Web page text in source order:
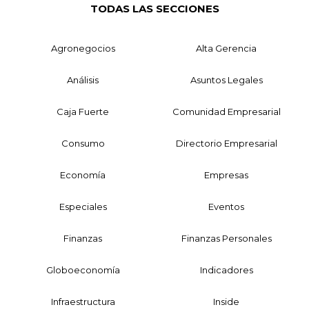
TODAS LAS SECCIONES
Agronegocios Alta Gerencia
Análisis Asuntos Legales
Caja Fuerte Comunidad Empresarial
Consumo Directorio Empresarial
Economía Empresas
Especiales Eventos
Finanzas Finanzas Personales
Globoeconomía Indicadores
Infraestructura Inside